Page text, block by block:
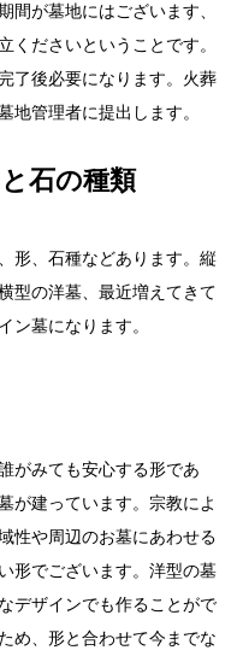
間が墓地にはございます、
くださいということです。
了後必要になります。火葬
地管理者に提出します。
石の種類
形、石種などあります。縦
型の洋墓、最近増えてきて
ン墓になります。
がみても安心する形であ
が建っています。宗教によ
性や周辺のお墓にあわせる
形でございます。洋型の墓
デザインでも作ることがで
め、形と合わせて今までな